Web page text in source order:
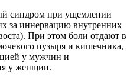
синдром при ущемлении
за иннервацию внутренних
При этом боли отдают в
пузыря и кишечника,
у мужчин и
у женщин.